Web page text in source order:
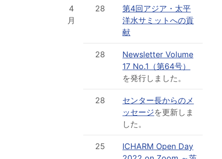
4
月
28
第4回アジア・太平
洋水サミットへの貢
献
28
Newsletter Volume
17 No.1（第64号）
を発行しました。
28
センター長からのメ
ッセージを更新しま
した。
25
ICHARM Open Day